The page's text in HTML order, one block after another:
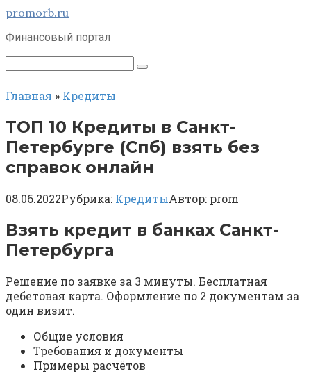
Перейти
контенту
promorb.ru
Финансовый портал
Поиск:
Главная » Кредиты
ТОП 10 Кредиты в Санкт-
Петербурге (Спб) взять без
справок онлайн
08.06.2022Рубрика: КредитыАвтор: prom
Взять кредит в банках Санкт-
Петербурга
Решение по заявке за 3 минуты. Бесплатная
дебетовая карта. Оформление по 2 документам за
один визит.
Общие условия
Требования и документы
Примеры расчётов